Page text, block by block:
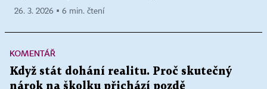
26. 3. 2026 ▪ 6 min. čtení
KOMENTÁŘ
Když stát dohání realitu. Proč skutečný
nárok na školku přichází pozdě